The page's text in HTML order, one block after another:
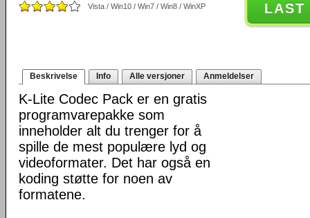
Vista / Win10 / Win7 / Win8 / WinXP LAST
Beskrivelse Info Alle versjoner Anmeldelser
K-Lite Codec Pack er en gratis
programvarepakke som
inneholder alt du trenger for å
spille de mest populære lyd og
videoformater. Det har også en
koding støtte for noen av
formatene.